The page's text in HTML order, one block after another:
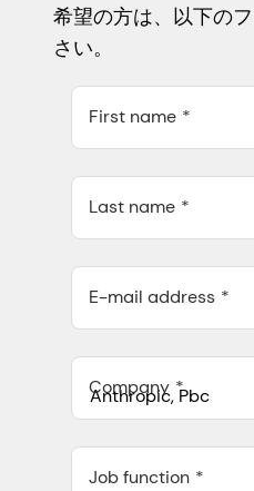
希望の方は、以下の
さい。
First name
Last name
E-mail address
Company
548 Market St Pmb
Job function